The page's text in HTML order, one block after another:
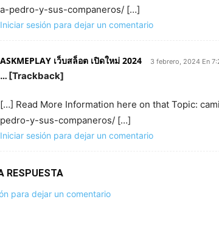
a-pedro-y-sus-companeros/ […]
Iniciar sesión para dejar un comentario
ASKMEPLAY เว็บสล็อต เปิดใหม่ 2024 3 febrero, 2024 En
… [Trackback]
[…] Read More Information here on that Topic:
pedro-y-sus-companeros/ […]
Iniciar sesión para dejar un comentario
RESPUESTA
para dejar un comentario